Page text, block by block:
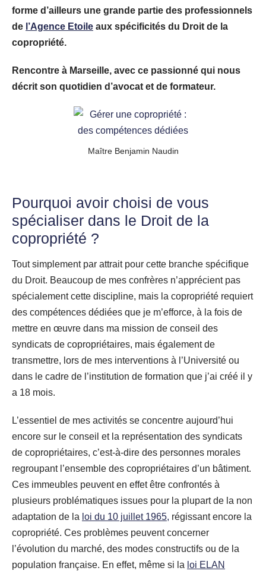
forme d’ailleurs une grande partie des professionnels
de l’Agence Etoile aux spécificités du Droit de la
copropriété.
Rencontre à Marseille, avec ce passionné qui nous
décrit son quotidien d’avocat et de formateur.
Maître Benjamin Naudin
Pourquoi avoir choisi de vous
spécialiser dans le Droit de la
copropriété ?
Tout simplement par attrait pour cette branche spécifique
du Droit. Beaucoup de mes confrères n’apprécient pas
spécialement cette discipline, mais la copropriété requiert
des compétences dédiées que je m’efforce, à la fois de
mettre en œuvre dans ma mission de conseil des
syndicats de copropriétaires, mais également de
transmettre, lors de mes interventions à l’Université ou
dans le cadre de l’institution de formation que j’ai créé il y
a 18 mois.
L’essentiel de mes activités se concentre aujourd’hui
encore sur le conseil et la représentation des syndicats
de copropriétaires, c’est-à-dire des personnes morales
regroupant l’ensemble des copropriétaires d’un bâtiment.
Ces immeubles peuvent en effet être confrontés à
plusieurs problématiques issues pour la plupart de la non
adaptation de la loi du 10 juillet 1965, régissant encore la
copropriété. Ces problèmes peuvent concerner
l’évolution du marché, des modes constructifs ou de la
population française. En effet, même si la loi ELAN